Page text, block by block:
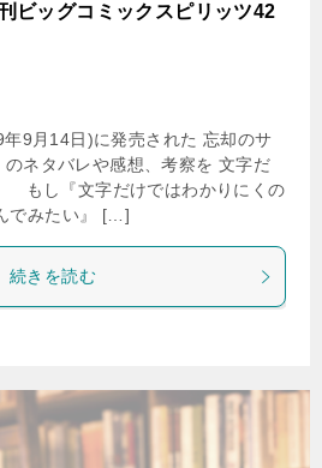
ビッグコミックスピリッツ42
9月14日)に発売された 忘却のサ
ネタバレや感想、考察を 文字だ
もし『文字だけではわかりにくの
でみたい』 […]
続きを読む